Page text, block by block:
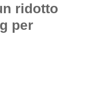
ridotto
per